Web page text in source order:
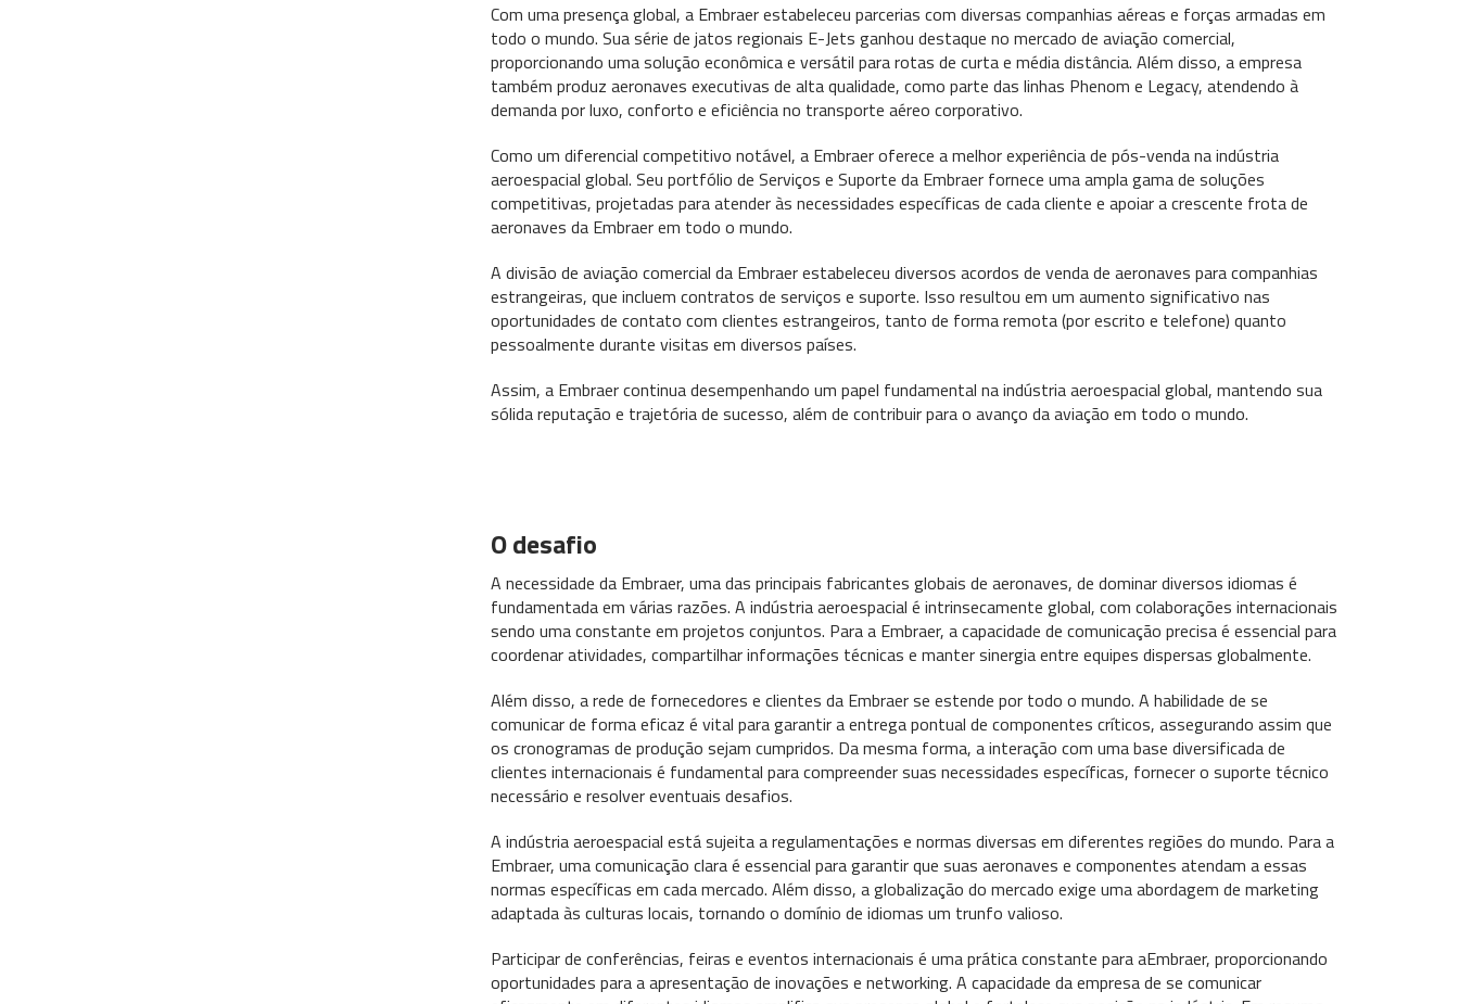
Com uma presença global, a Embraer estabeleceu parcerias com diversas companhias aéreas e forças armadas em
todo o mundo. Sua série de jatos regionais E-Jets ganhou destaque no mercado de aviação comercial,
proporcionando uma solução econômica e versátil para rotas de curta e média distância. Além disso, a empresa
também produz aeronaves executivas de alta qualidade, como parte das linhas Phenom e Legacy, atendendo à
demanda por luxo, conforto e eficiência no transporte aéreo corporativo.
Como um diferencial competitivo notável, a Embraer oferece a melhor experiência de pós-venda na indústria
aeroespacial global. Seu portfólio de Serviços e Suporte da Embraer fornece uma ampla gama de soluções
competitivas, projetadas para atender às necessidades específicas de cada cliente e apoiar a crescente frota de
aeronaves da Embraer em todo o mundo.
A divisão de aviação comercial da Embraer estabeleceu diversos acordos de venda de aeronaves para companhias
estrangeiras, que incluem contratos de serviços e suporte. Isso resultou em um aumento significativo nas
oportunidades de contato com clientes estrangeiros, tanto de forma remota (por escrito e telefone) quanto
pessoalmente durante visitas em diversos países.
Assim, a Embraer continua desempenhando um papel fundamental na indústria aeroespacial global, mantendo sua
sólida reputação e trajetória de sucesso, além de contribuir para o avanço da aviação em todo o mundo.
O desafio
A necessidade da Embraer, uma das principais fabricantes globais de aeronaves, de dominar diversos idiomas é
fundamentada em várias razões. A indústria aeroespacial é intrinsecamente global, com colaborações internacionais
sendo uma constante em projetos conjuntos. Para a Embraer, a capacidade de comunicação precisa é essencial para
coordenar atividades, compartilhar informações técnicas e manter sinergia entre equipes dispersas globalmente.
Além disso, a rede de fornecedores e clientes da Embraer se estende por todo o mundo. A habilidade de se
comunicar de forma eficaz é vital para garantir a entrega pontual de componentes críticos, assegurando assim que
os cronogramas de produção sejam cumpridos. Da mesma forma, a interação com uma base diversificada de
clientes internacionais é fundamental para compreender suas necessidades específicas, fornecer o suporte técnico
necessário e resolver eventuais desafios.
A indústria aeroespacial está sujeita a regulamentações e normas diversas em diferentes regiões do mundo. Para a
Embraer, uma comunicação clara é essencial para garantir que suas aeronaves e componentes atendam a essas
normas específicas em cada mercado. Além disso, a globalização do mercado exige uma abordagem de marketing
adaptada às culturas locais, tornando o domínio de idiomas um trunfo valioso.
Participar de conferências, feiras e eventos internacionais é uma prática constante para aEmbraer, proporcionando
oportunidades para a apresentação de inovações e networking. A capacidade da empresa de se comunicar